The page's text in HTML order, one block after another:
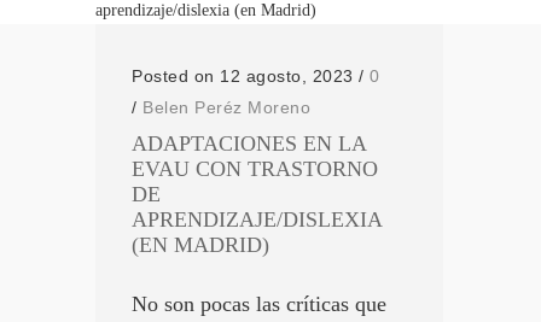
aprendizaje/dislexia (en Madrid)
Posted on 12 agosto, 2023 / 0
/ Belen Peréz Moreno
ADAPTACIONES EN LA
EVAU CON TRASTORNO
DE
APRENDIZAJE/DISLEXIA
(EN MADRID)
No son pocas las críticas que